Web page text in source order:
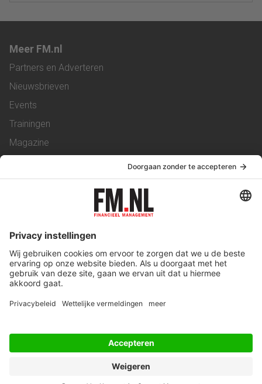
Meer FM.nl
Partners en Adverteren
Nieuwsbrieven
Events
Trainingen
Magazine
Service & Contact
Werken bij ons
Privacy Statement
Algemene Voorwaarden